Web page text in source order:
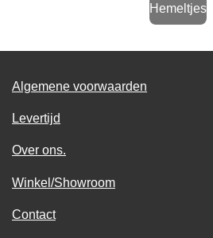
Hemeltjes
Algemene voorwaarden
Levertijd
Over ons.
Winkel/Showroom
Contact